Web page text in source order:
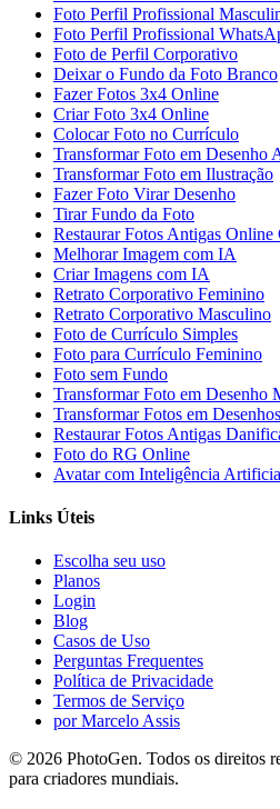
Foto Perfil Profissional
Foto Perfil Profissional
Foto de Perfil Corporativo
Deixar o Fundo da Foto Branco
Fazer Fotos 3x4 Online
Criar Foto 3x4 Online
Colocar Foto no Currículo
Transformar Foto em Desenho
Transformar Foto em Ilustração
Fazer Foto Virar Desenho
Tirar Fundo da Foto
Restaurar Fotos Antigas Online
Melhorar Imagem com IA
Criar Imagens com IA
Retrato Corporativo Feminino
Retrato Corporativo Masculino
Foto de Currículo Simples
Foto para Currículo Feminino
Foto sem Fundo
Transformar Foto em Desenho
Transformar Fotos em
Restaurar Fotos Antigas
Foto do RG Online
Avatar com Inteligência
Links Úteis
Escolha seu uso
Planos
Login
Blog
Casos de Uso
Perguntas Frequentes
Política de Privacidade
Termos de Serviço
por Marcelo Assis
© 2026 PhotoGen. Todos os direitos
para criadores mundiais.